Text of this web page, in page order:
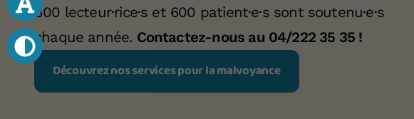
800 lecteur·rice·s et 600 patient·e·s sont soutenu·e·s
chaque année. Contactez-nous au 04/222 35 35 !
Découvrez nos services pour la malvoyance